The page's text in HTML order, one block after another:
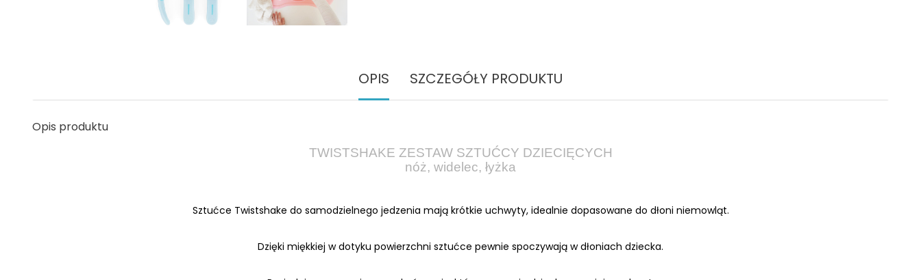
OPIS SZCZEGÓŁY PRODUKTU
Opis produktu
TWISTSHAKE ZESTAW SZTUĆCY DZIECIĘCYCH
nóż, widelec, łyżka
Sztućce Twistshake do samodzielnego jedzenia mają krótkie uchwyty, idealnie dopasowane do dłoni niemowląt.
Dzięki miękkiej w dotyku powierzchni sztućce pewnie spoczywają w dłoniach dziecka.